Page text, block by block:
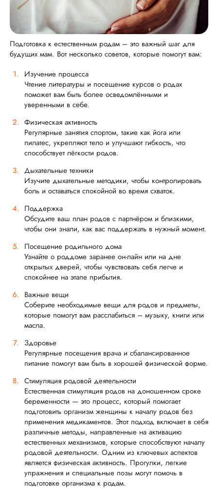
Подготовка к естественным родам – это важный шаг для
будущих мам. Вот несколько советов, которые помогут вам:
Изучение процесса
Чтение литературы и посещение курсов о родах
поможет вам быть более осведомлёнными и
уверенными в себе.
Физическая активность
Регулярные занятия спортом, такие как йога или
пилатес, укрепляют тело и улучшают гибкость, что
способствует лёгкости родов.
Дыхательные техники
Изучите дыхательные методики, чтобы контролировать
боль и оставаться спокойной во время схваток.
Поддержка
Обсудите ваш план родов с партнёром и близкими,
чтобы они знали, как вас поддержать в нужный момент.
Посещение родильного дома
Узнайте о роддоме заранее он-лайн или на дне
открытых дверей, чтобы чувствовать себя легче и
спокойнее на этапе прибытия.
Важные вещи
Соберите необходимые вещи для родов и предметы,
которые помогут вам расслабиться – музыку, книги или
масла.
Здоровье
Регулярные посещения врача и сбалансированное
питание помогут вам быть в хорошей физической форме.
Стимуляция родовой деятельности
Естественная стимуляция родов на доношенном сроке
беременности — это процесс, который помогает
подготовить организм женщины к началу родов без
применения медикаментов. Этот подход включает в себя
различные методы, направленные на активацию
естественных механизмов, которые способствуют началу
родовой деятельности. Одним из ключевых аспектов
является физическая активность. Прогулки, легкие
упражнения и специальные позы могут помочь в
подготовке организма к родам.